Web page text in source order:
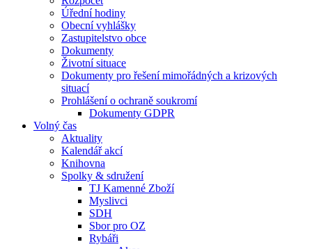
Úřední hodiny
Obecní vyhlášky
Zastupitelstvo obce
Dokumenty
Životní situace
Dokumenty pro řešení mimořádných a krizových
situací
Prohlášení o ochraně soukromí
Dokumenty GDPR
Volný čas
Aktuality
Kalendář akcí
Knihovna
Spolky & sdružení
TJ Kamenné Zboží
Myslivci
SDH
Sbor pro OZ
Rybáři